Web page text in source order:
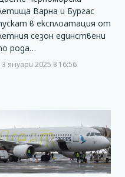
Варна и Бургас
в експлоатация от
сезон единствени
рода…
януари 2025 в 16:56